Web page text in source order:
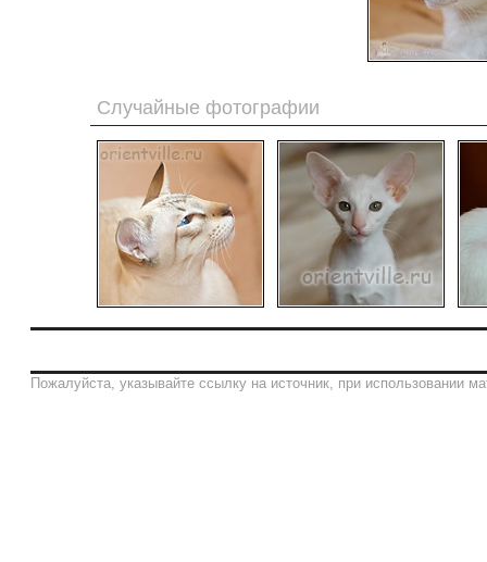
Случайные фотографии
Пожалуйста, указывайте ссылку на источник, при использовании